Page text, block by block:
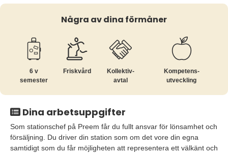
Några av dina förmåner
6 v
semester
Friskvård
Kollektiv­
avtal
Kompetens­
utveckling
Dina arbetsuppgifter
Som stationschef på Preem får du fullt ansvar för lönsamhet och
försäljning. Du driver din station som om det vore din egna
samtidigt som du får möjligheten att representera ett välkänt och